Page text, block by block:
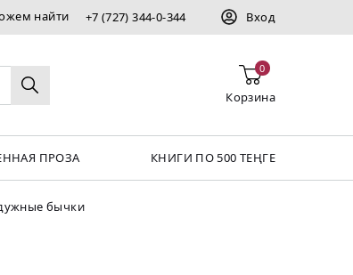
найти +7 (727) 344-0-344 Вход
0
Корзина
ПРОЗА КНИГИ ПО 500 ТЕҢГЕ
бычки